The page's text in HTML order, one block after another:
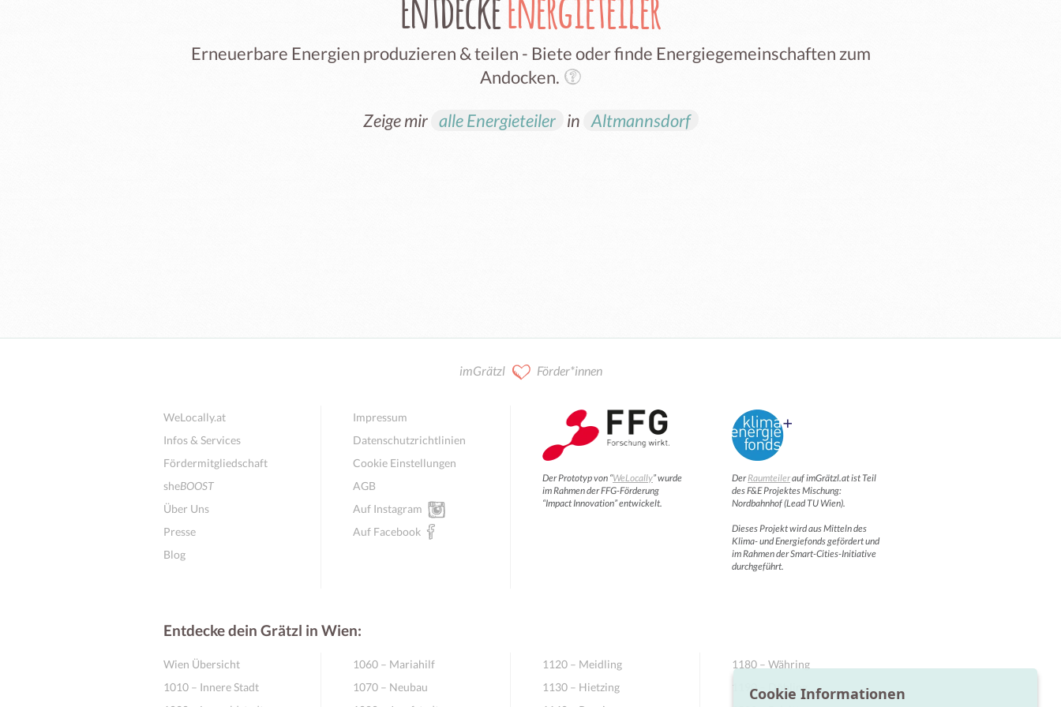
Erneuerbare Energien produzieren & teilen - Biete oder finde Energiegemeinschaften zum
Andocken.
Zeige mir alle Energieteiler in Altmannsdorf
imGrätzl Förder*innen
WeLocally.at
Infos & Services
Fördermitgliedschaft
sheBOOST
Über Uns
Presse
Blog
Impressum
Datenschutzrichtlinien
Cookie Einstellungen
AGB
Auf Instagram
Auf Facebook
Der Prototyp von “WeLocally” wurde
im Rahmen der FFG-Förderung
“Impact Innovation” entwickelt.
DerRaumteilerauf imGrätzl.at ist Teil
des F&E Projektes Mischung:
Nordbahnhof (Lead TU Wien).
Dieses Projekt wird aus Mitteln des
Klima- und Energiefonds gefördert und
im Rahmen der Smart-Cities-Initiative
durchgeführt.
Entdecke dein Grätzl in Wien:
Wien Übersicht
1010 – Innere Stadt
1060 – Mariahilf
1070 – Neubau
1120 – Meidling
1130 – Hietzing
1180 – Währing
1190 – Döbling
Cookie Informationen